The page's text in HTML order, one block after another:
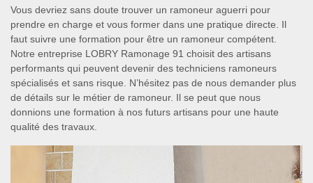
Vous devriez sans doute trouver un ramoneur aguerri pour
prendre en charge et vous former dans une pratique directe. Il
faut suivre une formation pour être un ramoneur compétent.
Notre entreprise LOBRY Ramonage 91 choisit des artisans
performants qui peuvent devenir des techniciens ramoneurs
spécialisés et sans risque. N’hésitez pas de nous demander plus
de détails sur le métier de ramoneur. Il se peut que nous
donnions une formation à nos futurs artisans pour une haute
qualité des travaux.